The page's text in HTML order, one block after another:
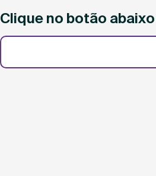
Clique no botão